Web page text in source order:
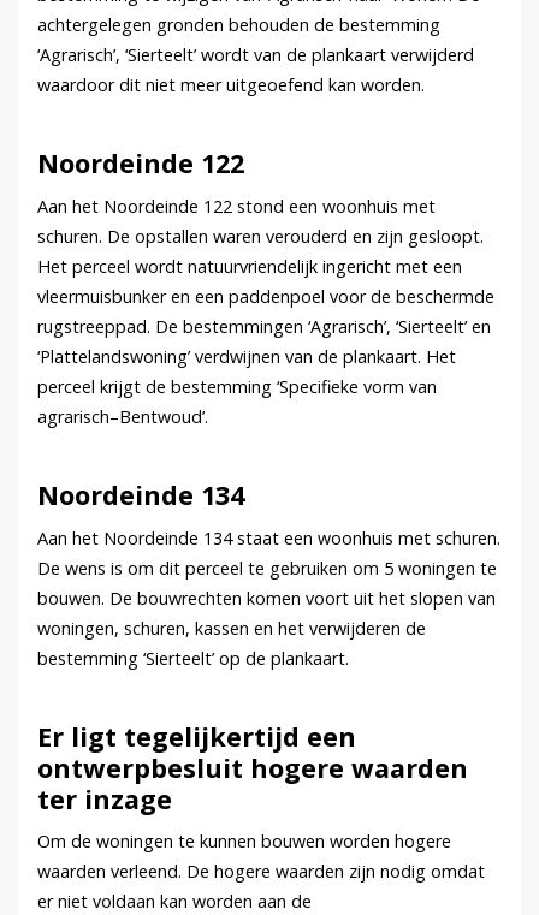
achtergelegen gronden behouden de bestemming
‘Agrarisch’, ‘Sierteelt’ wordt van de plankaart verwijderd
waardoor dit niet meer uitgeoefend kan worden.
Noordeinde 122
Aan het Noordeinde 122 stond een woonhuis met
schuren. De opstallen waren verouderd en zijn gesloopt.
Het perceel wordt natuurvriendelijk ingericht met een
vleermuisbunker en een paddenpoel voor de beschermde
rugstreeppad. De bestemmingen ‘Agrarisch’, ‘Sierteelt’ en
‘Plattelandswoning’ verdwijnen van de plankaart. Het
perceel krijgt de bestemming ‘Specifieke vorm van
agrarisch–Bentwoud’.
Noordeinde 134
Aan het Noordeinde 134 staat een woonhuis met schuren.
De wens is om dit perceel te gebruiken om 5 woningen te
bouwen. De bouwrechten komen voort uit het slopen van
woningen, schuren, kassen en het verwijderen de
bestemming ‘Sierteelt’ op de plankaart.
Er ligt tegelijkertijd een
ontwerpbesluit hogere waarden
ter inzage
Om de woningen te kunnen bouwen worden hogere
waarden verleend. De hogere waarden zijn nodig omdat
er niet voldaan kan worden aan de